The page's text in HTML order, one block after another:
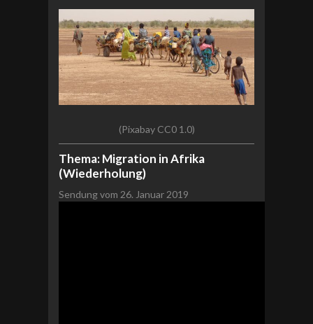
(Pixabay CC0 1.0)
Thema: Migration in Afrika
(Wiederholung)
Sendung vom 26. Januar 2019